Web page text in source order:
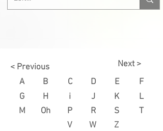
< Previous
Next >
A
G
M
B
H
Oh
C D
E
i
J
K
P
R
S
V
W Z
F
L
T